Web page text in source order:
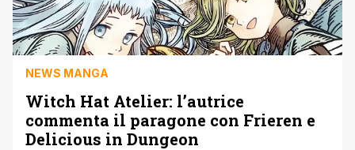
NEWS MANGA
Witch Hat Atelier: l’autrice
commenta il paragone con Frieren e
Delicious in Dungeon